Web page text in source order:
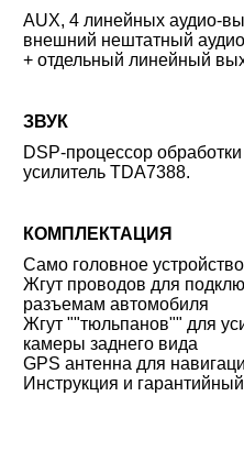
AUX, 4 линейных аудио-
внешний нештатный
+ отдельный линейный
ЗВУК
DSP-процессор
усилитель TDA7388.
КОМПЛЕКТАЦИЯ
Само головное устройство
Жгут проводов для
разъемам автомобиля
Жгут ""тюльпанов"" для
камеры заднего вида
GPS антенна для
Инструкция и